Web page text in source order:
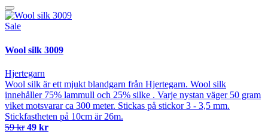
Sale
Wool silk 3009
Hjertegarn
Wool silk är ett mjukt blandgarn från Hjertegarn. Wool silk
innehåller 75% lammull och 25% silke . Varje nystan väger 50 gram
viket motsvarar ca 300 meter. Stickas på stickor 3 - 3,5 mm.
Stickfastheten på 10cm är 26m.
59 kr 49 kr